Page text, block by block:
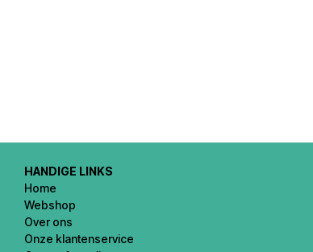
HANDIGE LINKS
Home
Webshop
Over ons
Onze klantenservice